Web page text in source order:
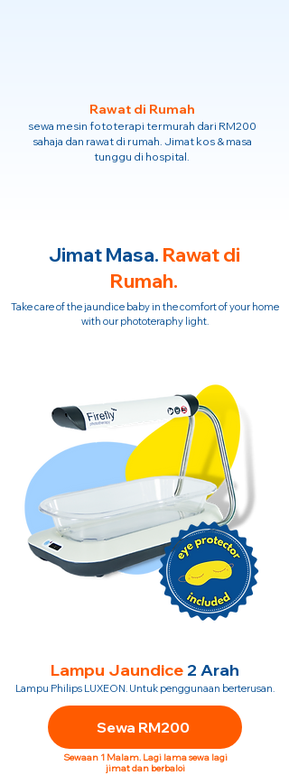
Rawat di Rumah
sewa mesin fototerapi termurah dari RM200
sahaja dan rawat di rumah. Jimat kos & masa
tunggu di hospital.
Jimat Masa. Rawat di
Rumah.
Take care of the jaundice baby in the comfort of your home
with our phototeraphy light.
Lampu Jaundice 2 Arah
Lampu Philips LUXEON. Untuk penggunaan berterusan.
Sewa RM200
Sewaan 1 Malam. Lagi lama sewa lagi
jimat dan berbaloi